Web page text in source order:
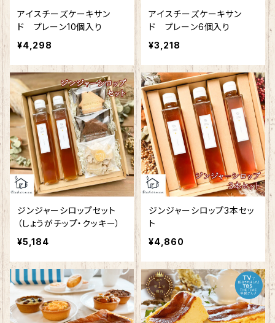
アイスチーズケーキサン
ド プレーン10個入り
¥4,298
アイスチーズケーキサン
ド プレーン6個入り
¥3,218
ジンジャーシロップセット
（しょうがチップ・クッキー）
¥5,184
ジンジャーシロップ3本セッ
ト
¥4,860